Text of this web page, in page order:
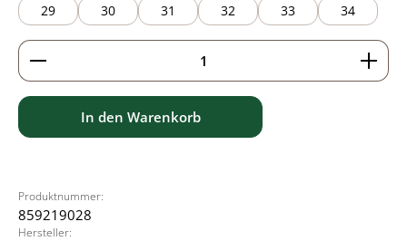
29
30 31 32 33 34
Produkt Anzahl: Gib den gewünschten Wert ein
In den Warenkorb
Produktnummer:
859219028
Hersteller: